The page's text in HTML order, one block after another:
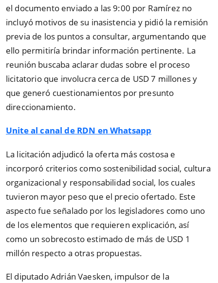
el documento enviado a las 9:00 por Ramírez no
incluyó motivos de su inasistencia y pidió la remisión
previa de los puntos a consultar, argumentando que
ello permitiría brindar información pertinente. La
reunión buscaba aclarar dudas sobre el proceso
licitatorio que involucra cerca de USD 7 millones y
que generó cuestionamientos por presunto
direccionamiento.
Unite al canal de RDN en Whatsapp
La licitación adjudicó la oferta más costosa e
incorporó criterios como sostenibilidad social, cultura
organizacional y responsabilidad social, los cuales
tuvieron mayor peso que el precio ofertado. Este
aspecto fue señalado por los legisladores como uno
de los elementos que requieren explicación, así
como un sobrecosto estimado de más de USD 1
millón respecto a otras propuestas.
El diputado Adrián Vaesken, impulsor de la